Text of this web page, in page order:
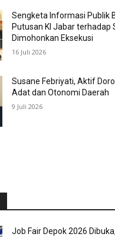
Sengketa Informasi Publik
Putusan KI Jabar terhadap
Dimohonkan Eksekusi
16 Juli 2026
Susane Febriyati, Aktif
Adat dan Otonomi Daerah
9 Juli 2026
Job Fair Depok 2026